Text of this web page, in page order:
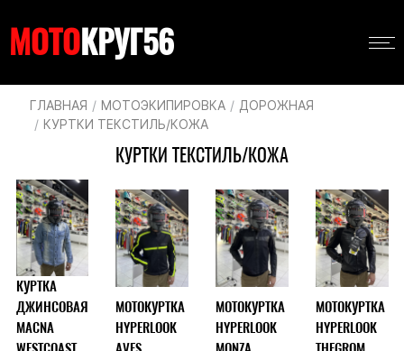
Основная
навигация
основному
МОТОКРУГ56
Строка
навигации
ГЛАВНАЯ МОТОЭКИПИРОВКА
ДОРОЖНАЯ
КУРТКИ ТЕКСТИЛЬ/КОЖА
КУРТКИ ТЕКСТИЛЬ/КОЖА
КУРТКА
ДЖИНСОВАЯ
MACNA
МОТОКУРТКА
HYPERLOOK
МОТОКУРТКА
HYPERLOOK
МОТОКУРТКА
HYPERLOOK